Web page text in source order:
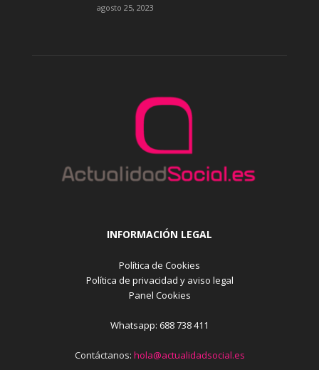
agosto 25, 2023
INFORMACIÓN LEGAL
Política de Cookies
Política de privacidad y aviso legal
Panel Cookies
Whatsapp: 688 738 411
Contáctanos: hola@actualidadsocial.es